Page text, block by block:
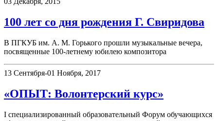
100 лет со дня рождения Г. Свиридова
В ПГКУБ им. А. М. Горького прошли музыкальные вечера,
посвященные 100-летнему юбилею композитора
13 Сентября-01 Ноября, 2017
«ОПЫТ: Волонтерский курс»
I специализированный образовательный Форум обучающихся